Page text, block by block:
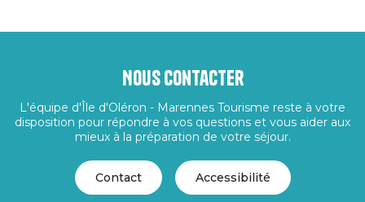
Nous contacter
L'équipe d'Île d'Oléron - Marennes Tourisme reste à votre
disposition pour répondre à vos questions et vous aider aux
mieux à la préparation de votre séjour.
Contact Accessibilité